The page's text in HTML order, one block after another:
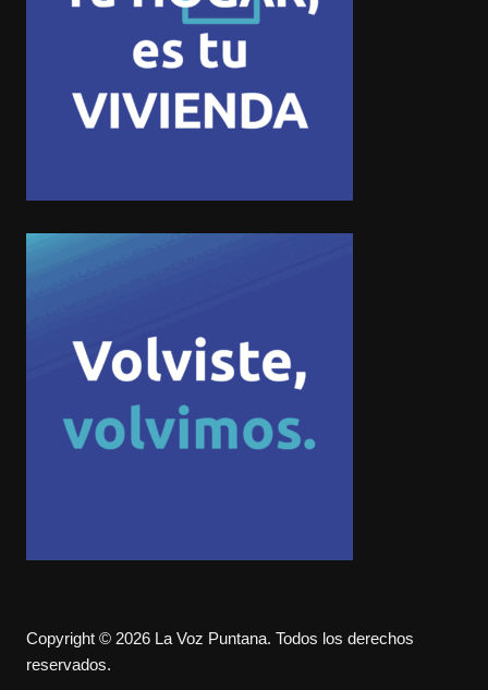
Copyright © 2026 La Voz Puntana. Todos los derechos
reservados.